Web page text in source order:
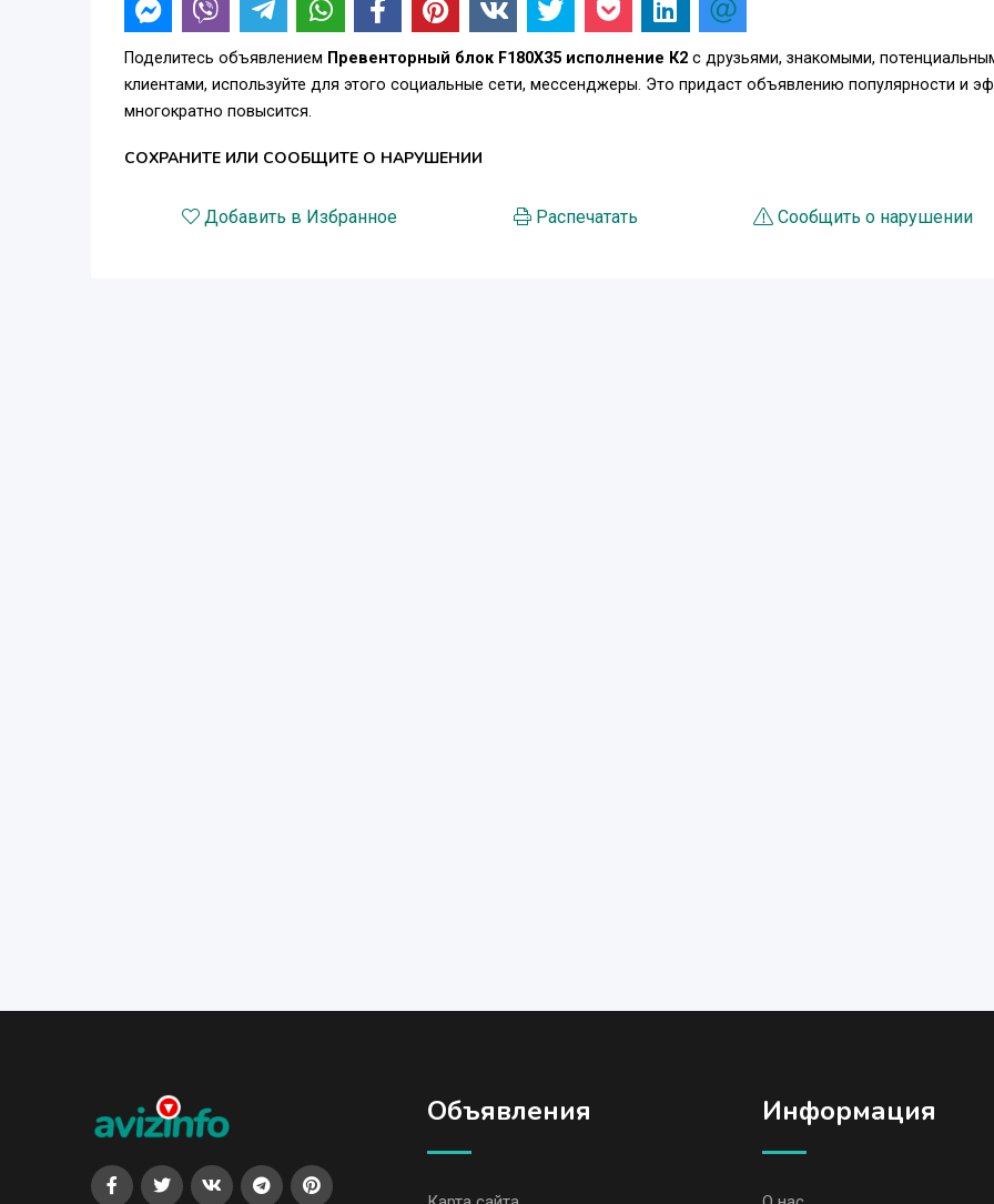
Поделитесь объявлением Превенторный блок F180X35 исполнение К2 с друзьями, знакомыми,
клиентами, используйте для этого социальные сети, мессенджеры. Это придаст объявлению популярности и
многократно повысится.
СОХРАНИТЕ ИЛИ СООБЩИТЕ О НАРУШЕНИИ
Добавить в Избранное Распечатать Сообщить о нарушении
Объявления Информация